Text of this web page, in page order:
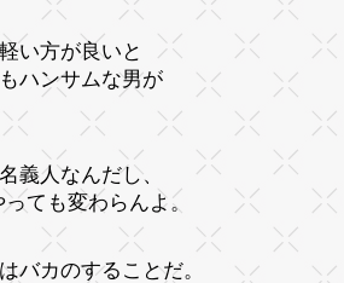
い方が良いと
ハンサムな男が
義人なんだし、
ても変わらんよ。
バカのすることだ。